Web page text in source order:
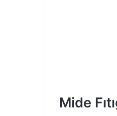
Mide